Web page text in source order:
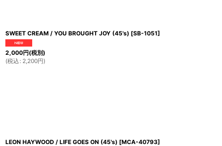
SWEET CREAM / YOU BROUGHT JOY (45's) [SB-1051]
2,000円(税別)
(税込 : 2,200円)
LEON HAYWOOD / LIFE GOES ON (45's) [MCA-40793]